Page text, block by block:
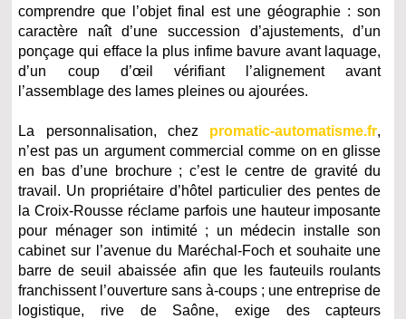
comprendre que l’objet final est une géographie : son
caractère naît d’une succession d’ajustements, d’un
ponçage qui efface la plus infime bavure avant laquage,
d’un coup d’œil vérifiant l’alignement avant
l’assemblage des lames pleines ou ajourées.
La personnalisation, chez promatic-automatisme.fr,
n’est pas un argument commercial comme on en glisse
en bas d’une brochure ; c’est le centre de gravité du
travail. Un propriétaire d’hôtel particulier des pentes de
la Croix‑Rousse réclame parfois une hauteur imposante
pour ménager son intimité ; un médecin installe son
cabinet sur l’avenue du Maréchal‑Foch et souhaite une
barre de seuil abaissée afin que les fauteuils roulants
franchissent l’ouverture sans à‑coups ; une entreprise de
logistique, rive de Saône, exige des capteurs